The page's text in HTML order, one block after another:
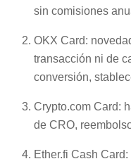
sin comisiones
OKX Card:
transacción ni de
conversión,
Crypto.com Card:
de CRO,
Ether.fi Cash